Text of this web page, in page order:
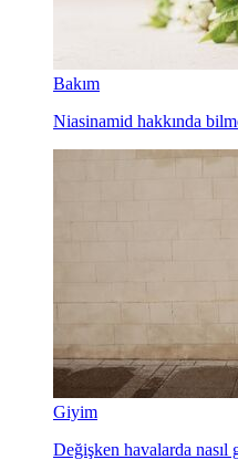
Bakım
Niasinamid hakkında
Giyim
Değişken havalarda nasıl